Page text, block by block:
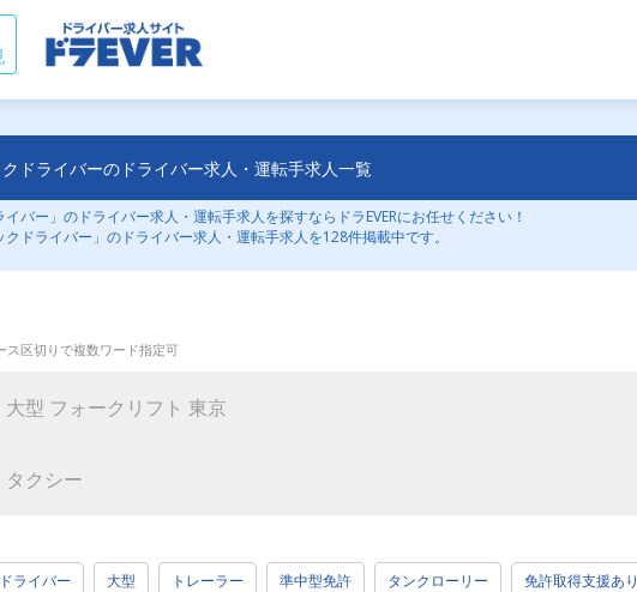
ドライバーのドライバー求人・運転手求人一覧
バー」のドライバー求人・運転手求人を探すならドラEVERにお任せください！
ドライバー」のドライバー求人・運転手求人を128件掲載中です。
区切りで複数ワード指定可
ライバー 大型 トレーラー 準中型免許 タンクローリー 免許取得支援あり